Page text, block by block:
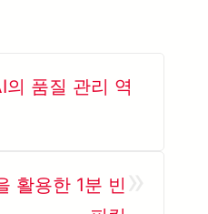
의 품질 관리 역
활용한 1분 빈